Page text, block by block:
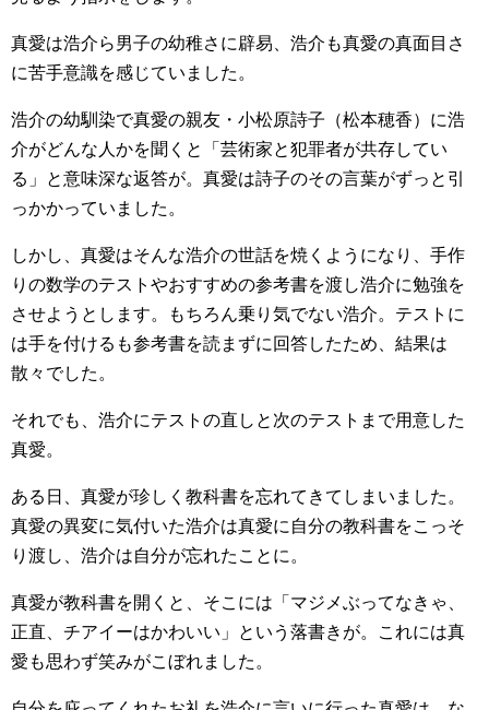
真愛は浩介ら男子の幼稚さに辟易、浩介も真愛の真面目さ
に苦手意識を感じていました。
浩介の幼馴染で真愛の親友・小松原詩子（松本穂香）に浩
介がどんな人かを聞くと「芸術家と犯罪者が共存してい
る」と意味深な返答が。真愛は詩子のその言葉がずっと引
っかかっていました。
しかし、真愛はそんな浩介の世話を焼くようになり、手作
りの数学のテストやおすすめの参考書を渡し浩介に勉強を
させようとします。もちろん乗り気でない浩介。テストに
は手を付けるも参考書を読まずに回答したため、結果は
散々でした。
それでも、浩介にテストの直しと次のテストまで用意した
真愛。
ある日、真愛が珍しく教科書を忘れてきてしまいました。
真愛の異変に気付いた浩介は真愛に自分の教科書をこっそ
り渡し、浩介は自分が忘れたことに。
真愛が教科書を開くと、そこには「マジメぶってなきゃ、
正直、チアイーはかわいい」という落書きが。これには真
愛も思わず笑みがこぼれました。